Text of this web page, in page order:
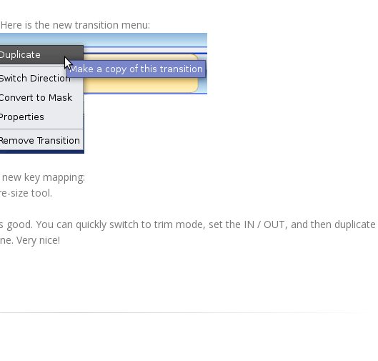
Here is the new transition menu:
key mapping:
size tool.
You can quickly switch to trim mode, set the IN / OUT, and then duplicate
Very nice!